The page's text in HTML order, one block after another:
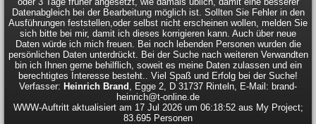
Datenabgleich bei der Bearbeitung möglich ist. Sollten Sie Fehler in den
Ausführungen feststellen,oder selbst nicht erscheinen wollen, melden Sie
sich bitte bei mir, damit ich dieses korrigieren kann. Auch über neue
Daten würde ich mich freuen. Bei noch lebenden Personen wurden die
persönlichen Daten unterdrückt. Bei der Suche nach weiteren Verwandten
bin ich Ihnen gerne behilflich, soweit es meine Daten zulassen und ein
berechtigtes Interesse besteht.. Viel Spaß und Erfolg bei der Suche!
Verfasser: Heinrich Brand , Egge 2, D 31737 Rinteln, E-Mail: brand-
heinrich@t-online.de
WWW-Auftritt aktualisiert am 17 Jul 2026 um 06:18:52 aus My Project;
83.695 Personen